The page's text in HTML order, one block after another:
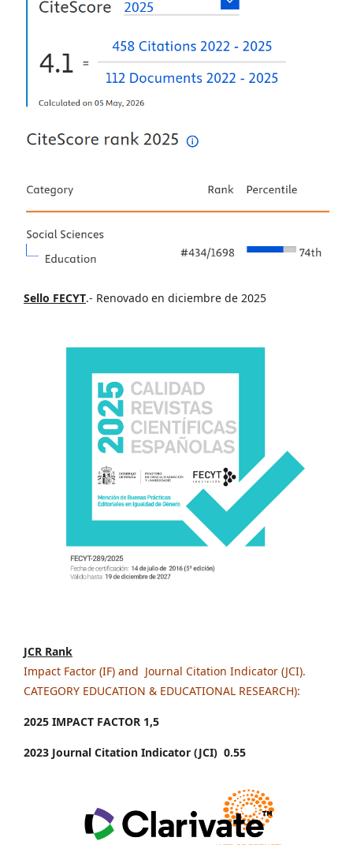
Sello FECYT.- Renovado en diciembre de 2025
JCR Rank
Impact Factor (IF) and Journal Citation Indicator (JCI).
CATEGORY EDUCATION & EDUCATIONAL RESEARCH):
2025 IMPACT FACTOR 1,5
2023 Journal Citation Indicator (JCI) 0.55